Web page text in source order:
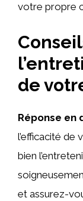
votre propre
de
Réponse en
l’efficacité de
bien
et assurez-